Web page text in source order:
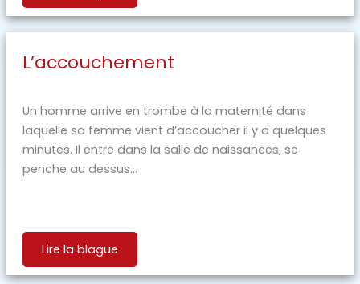
L’accouchement
Un homme arrive en trombe à la maternité dans
laquelle sa femme vient d’accoucher il y a quelques
minutes. Il entre dans la salle de naissances, se
penche au dessus...
Lire la blague